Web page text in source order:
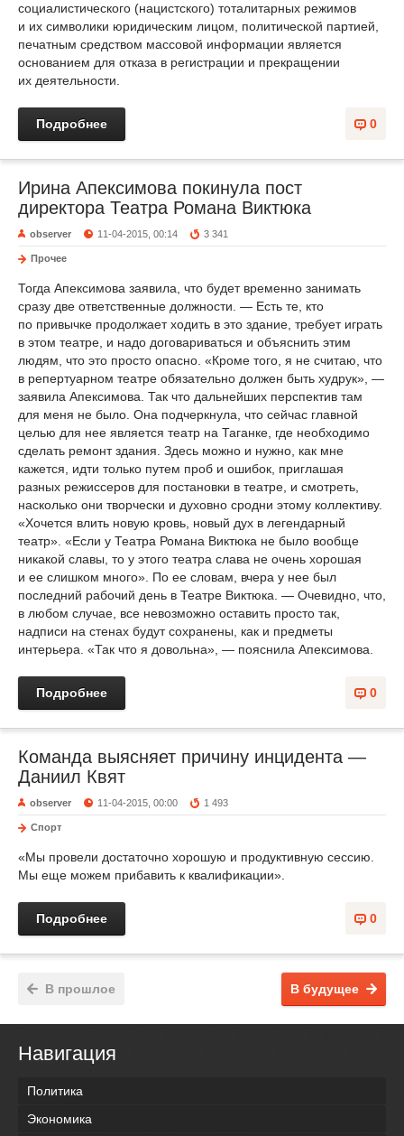
социалистического (нацистского) тоталитарных режимов
и их символики юридическим лицом, политической партией,
печатным средством массовой информации является
основанием для отказа в регистрации и прекращении
их деятельности.
0
Подробнее
Ирина Апексимова покинула пост
директора Театра Романа Виктюка
observer 11-04-2015, 00:14 3 341
Прочее
Тогда Апексимова заявила, что будет временно занимать
сразу две ответственные должности. — Есть те, кто
по привычке продолжает ходить в это здание, требует играть
в этом театре, и надо договариваться и объяснить этим
людям, что это просто опасно. «Кроме того, я не считаю, что
в репертуарном театре обязательно должен быть худрук», —
заявила Апексимова. Так что дальнейших перспектив там
для меня не было. Она подчеркнула, что сейчас главной
целью для нее является театр на Таганке, где необходимо
сделать ремонт здания. Здесь можно и нужно, как мне
кажется, идти только путем проб и ошибок, приглашая
разных режиссеров для постановки в театре, и смотреть,
насколько они творчески и духовно сродни этому коллективу.
«Хочется влить новую кровь, новый дух в легендарный
театр». «Если у Театра Романа Виктюка не было вообще
никакой славы, то у этого театра слава не очень хорошая
и ее слишком много». По ее словам, вчера у нее был
последний рабочий день в Театре Виктюка. — Очевидно, что,
в любом случае, все невозможно оставить просто так,
надписи на стенах будут сохранены, как и предметы
интерьера. «Так что я довольна», — пояснила Апексимова.
0
Подробнее
Команда выясняет причину инцидента —
Даниил Квят
observer 11-04-2015, 00:00 1 493
Спорт
«Мы провели достаточно хорошую и продуктивную сессию.
Мы еще можем прибавить к квалификации».
0
Подробнее
В будущее
В прошлое
Навигация
Политика
Экономика